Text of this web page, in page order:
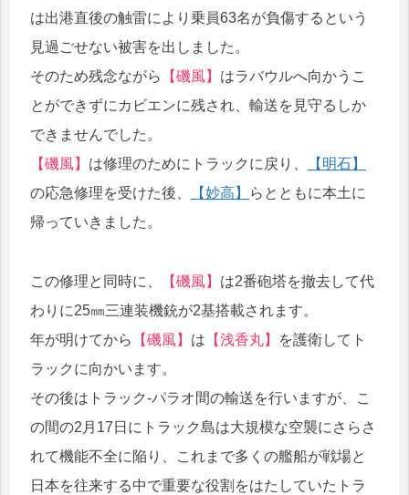
は出港直後の触雷により乗員63名が負傷するという
見過ごせない被害を出しました。
そのため残念ながら
【磯風】 はラバウルへ向かうこ
とができずにカビエンに残され、輸送を見守るしか
できませんでした。
【磯風】 は修理のためにトラックに戻り、
【明石】
の応急修理を受けた後、
【妙高】
らとともに本土に
帰っていきました。
この修理と同時に、 【磯風】 は2番砲塔を撤去して代
わりに25㎜三連装機銃が2基搭載されます。
年が明けてから
【磯風】 は 【浅香丸】
を護衛してト
ラックに向かいます。
その後はトラック-パラオ間の輸送を行いますが、こ
の間の2月17日にトラック島は大規模な空襲にさらさ
れて機能不全に陥り、これまで多くの艦船が戦場と
日本を往来する中で重要な役割をはたしていたトラ